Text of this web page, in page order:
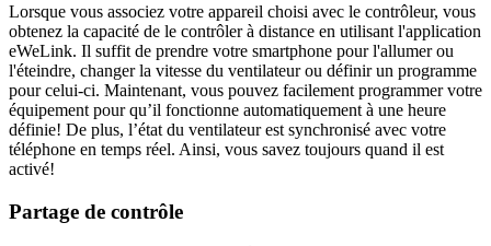
Lorsque vous associez votre appareil choisi avec le contrôleur, vous
obtenez la capacité de le contrôler à distance en utilisant l'application
eWeLink. Il suffit de prendre votre smartphone pour l'allumer ou
l'éteindre, changer la vitesse du ventilateur ou définir un programme
pour celui-ci. Maintenant, vous pouvez facilement programmer votre
équipement pour qu’il fonctionne automatiquement à une heure
définie! De plus, l’état du ventilateur est synchronisé avec votre
téléphone en temps réel. Ainsi, vous savez toujours quand il est
activé!
Partage de contrôle